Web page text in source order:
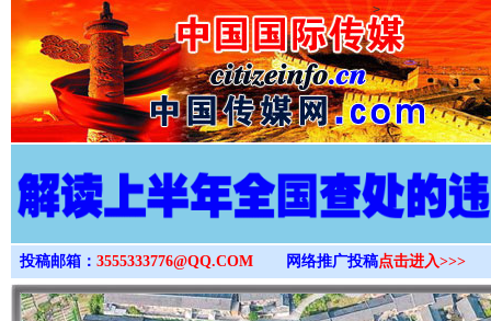
>
投稿邮箱： 3555333776@QQ.COM 网络推广投稿点击进入>>>